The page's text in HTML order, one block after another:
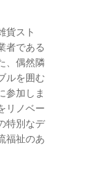
貨スト
者である
、偶然隣
ルを囲む
参加しま
リノベー
特別なデ
福祉のあ